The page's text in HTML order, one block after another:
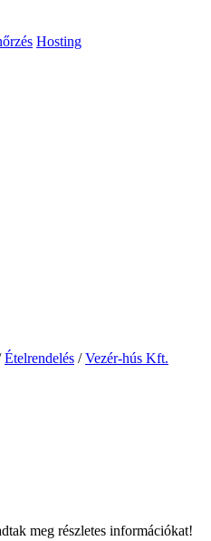
Hosting
Ételrendelés /Vezér-hús Kft.
meg részletes információkat!